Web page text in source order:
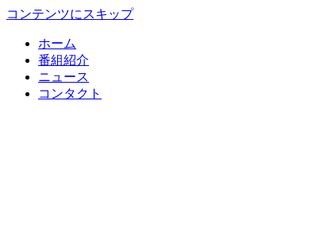
コンテンツにスキップ
ホーム
番組紹介
ニュース
コンタクト